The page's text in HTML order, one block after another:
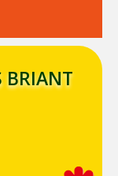
BRIANT